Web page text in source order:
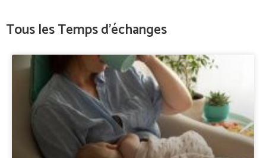
Tous les Temps d’échanges